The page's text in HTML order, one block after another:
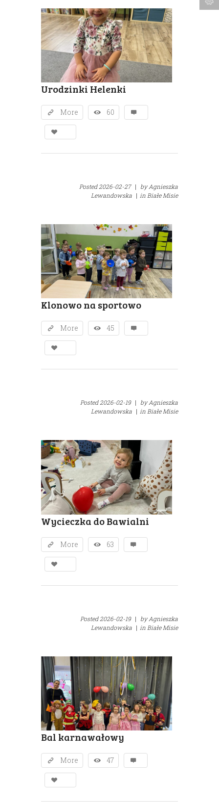
Urodzinki Helenki
More 60
Posted2026-02-27 | byAgnieszka
Lewandowska | inBiałe Misie
Klonowo na sportowo
More 45
Posted2026-02-19 | byAgnieszka
Lewandowska | inBiałe Misie
Wycieczka do Bawialni
More 63
Posted2026-02-19 | byAgnieszka
Lewandowska | in Białe Misie
Bal karnawałowy
More 47